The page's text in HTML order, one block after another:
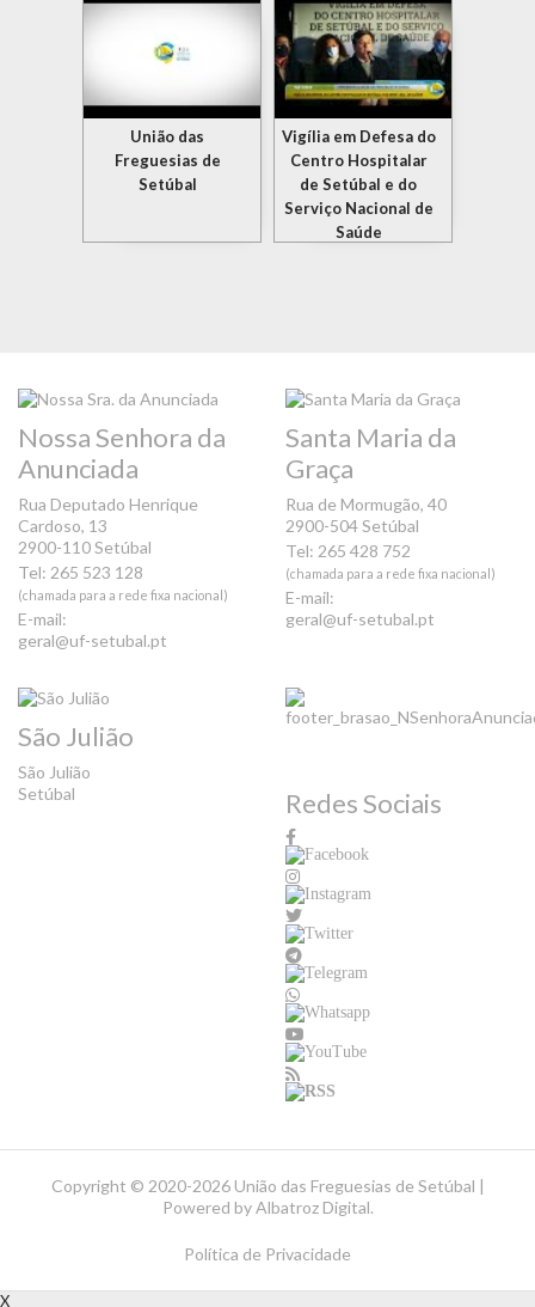
União das
Freguesias de
Setúbal
Vigília em Defesa do
Centro Hospitalar
de Setúbal e do
Serviço Nacional de
Saúde
Nossa Senhora da
Anunciada
Rua Deputado Henrique
Cardoso, 13
2900-110 Setúbal
Tel: 265 523 128
(chamada para a rede fixa nacional)
E-mail:
geral@uf-setubal.pt
Santa Maria da
Graça
Rua de Mormugão, 40
2900-504 Setúbal
Tel: 265 428 752
(chamada para a rede fixa nacional)
E-mail:
geral@uf-setubal.pt
São Julião
São Julião
Setúbal
Redes Sociais
Copyright © 2020-2026 União das Freguesias de Setúbal |
Powered byAlbatroz Digital.
Política de Privacidade
X